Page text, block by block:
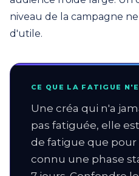
niveau de la campagne
d'utile.
CE QUE LA FATIGUE
Une créa qui n'a
pas fatiguée, elle
de fatigue que
connu une phase